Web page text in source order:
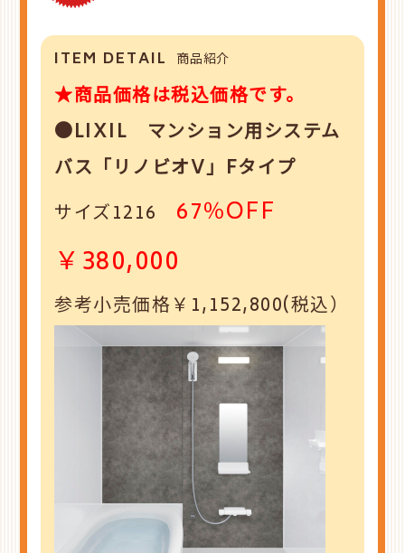
ITEM DETAIL 商品紹介
★商品価格は税込価格です。
●LIXIL マンション用システム
バス 「リノビオV」Fタイプ
サイズ1216 67％OFF
￥380,000
参考小売価格￥1,152,800(税込）